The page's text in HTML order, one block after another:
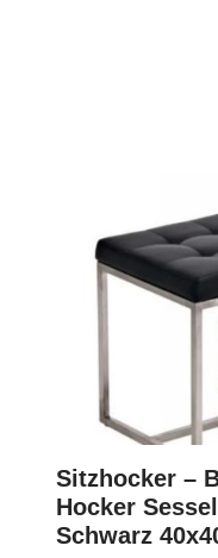
Sitzhocker –
Hocker
Schwarz